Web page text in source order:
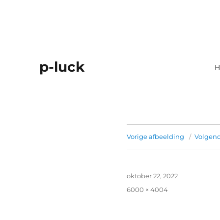
p-luck
Vorige afbeelding
Geplaatst
op
oktober 22, 2022
Volledige
6000 × 4004